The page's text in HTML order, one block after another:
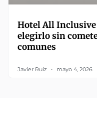
Hotel All Inclusive
elegirlo sin
comunes
Javier Ruiz mayo 4, 2026